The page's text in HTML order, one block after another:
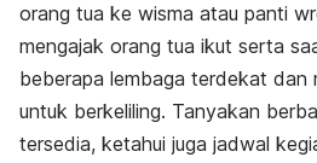
orang tua ke wisma atau panti
mengajak orang tua ikut serta
beberapa lembaga terdekat dan
untuk berkeliling. Tanyakan
tersedia, ketahui juga jadwal